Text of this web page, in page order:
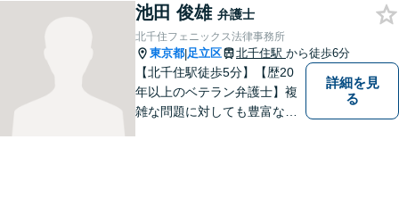
ット上での誹謗中傷対策も得
意です。
池田 俊雄 弁護士
北千住フェニックス法律事務所
東京都|足立区 北千住駅 から徒歩6分
【北千住駅徒歩5分】【歴20
年以上のベテラン弁護士】複
雑な問題に対しても豊富な経
詳細を見
る